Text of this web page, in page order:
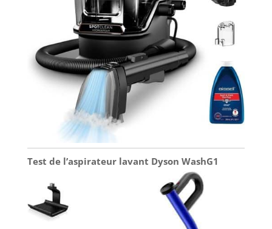
Test de l’aspirateur lavant Dyson WashG1